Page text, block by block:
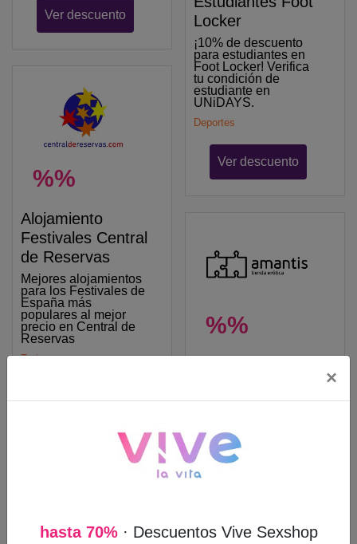
Ver descuento
%%
Alojamiento
Festivales Central
de Reservas
Mejores alojamientos
para los Festivales de
España más
populares al mejor
precio en Central de
Reservas
Turismo
Ver descuento
×
hasta 70%· Descuentos Vive Sexshop
Locker
¡10% de descuento
para estudiantes en
Foot Locker! Verifica
tu condición de
estudiante en
UNiDAYS.
Deportes
Ver descuento
%%
ofertas de AMANTIS y
Shopping